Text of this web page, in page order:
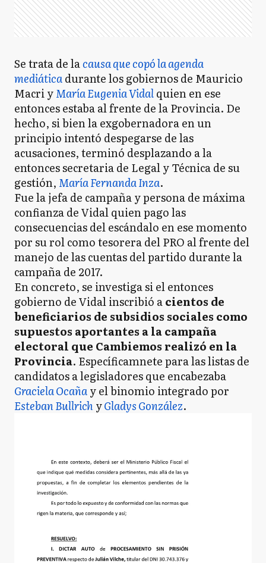
Se trata de lacausa que copó la agenda
mediáticadurante los gobiernos de Mauricio
Macri yMaría Eugenia Vidalquien en ese
entonces estaba al frente de la Provincia. De
hecho, si bien la exgobernadora en un
principio intentó despegarse de las
acusaciones, terminó desplazando a la
entonces secretaria de Legal y Técnica de su
gestión, María Fernanda Inza.
Fue la jefa de campaña y persona de máxima
confianza de Vidal quien pago las
consecuencias del escándalo en ese momento
por su rol como tesorera del PRO al frente del
manejo de las cuentas del partido durante la
campaña de 2017.
En concreto, se investiga si el entonces
gobierno de Vidal inscribió acientos de
beneficiarios de subsidios sociales como
supuestos aportantes a la campaña
electoral que Cambiemos realizó en la
Provincia. Específicamnete para las listas de
candidatos a legisladores que encabezaba
Graciela Ocañay el binomio integrado por
Esteban Bullrich yGladys González.